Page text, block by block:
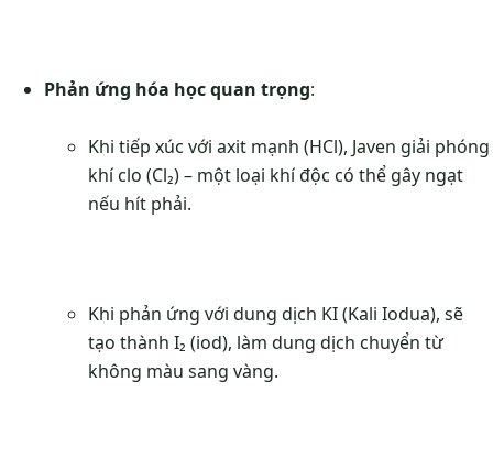
Phản ứng hóa học quan trọng:
Khi tiếp xúc với axit mạnh (HCl), Javen giải phóng
khí clo (Cl₂) – một loại khí độc có thể gây ngạt
nếu hít phải.
Khi phản ứng với dung dịch KI (Kali Iodua), sẽ
tạo thành I₂ (iod), làm dung dịch chuyển từ
không màu sang vàng.